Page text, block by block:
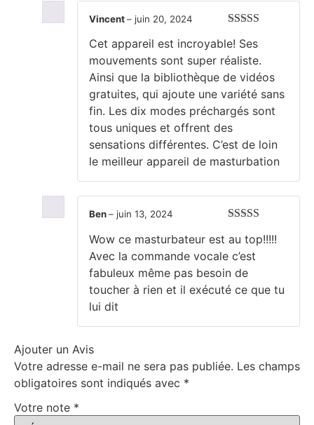
Vincent– juin 20, 2024
Cet appareil est incroyable! Ses
mouvements sont super réaliste.
Ainsi que la bibliothèque de vidéos
gratuites, qui ajoute une variété sans
fin. Les dix modes préchargés sont
tous uniques et offrent des
sensations différentes. C’est de loin
le meilleur appareil de masturbation
Ben– juin 13, 2024
Wow ce masturbateur est au top!!!!!
Avec la commande vocale c’est
fabuleux même pas besoin de
toucher à rien et il exécuté ce que tu
lui dit
Ajouter un Avis
Votre adresse e-mail ne sera pas publiée. Les champs
obligatoires sont indiqués avec *
Votre note *